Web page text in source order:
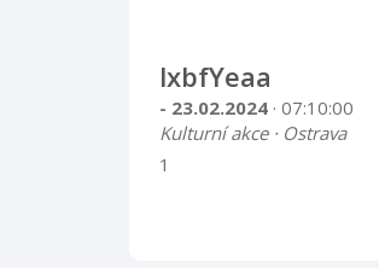
lxbfYeaa
- 23.02.2024 · 07:10:00
Kulturní akce · Ostrava
1